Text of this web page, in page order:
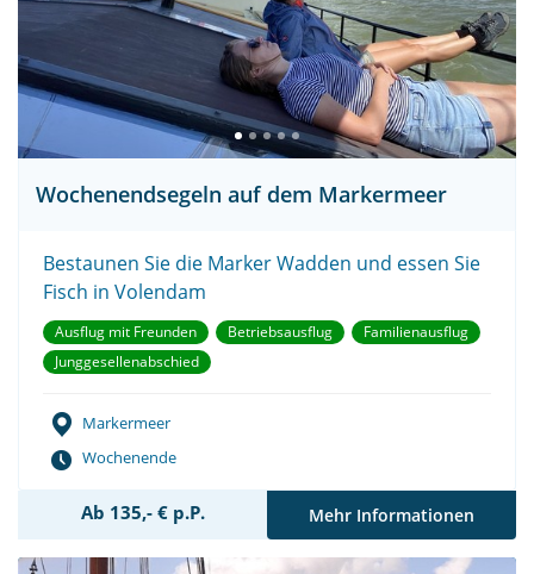
Wochenendsegeln auf dem Markermeer
Bestaunen Sie die Marker Wadden und essen Sie
Fisch in Volendam
Ausflug mit Freunden Betriebsausflug
Familienausflug
Junggesellenabschied
Markermeer
Wochenende
Ab 135,- € p.P. Mehr Informationen